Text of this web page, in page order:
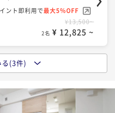
ント即利用で最大5％OFF
¥13,500~
2名 ¥ 12,825 ~
！】ドーミーインスタン
IN 15:00 - 27:00 OUT11:00
ント即利用で
最大5％OFF
る(3件)